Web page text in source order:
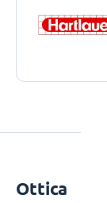
Ottica